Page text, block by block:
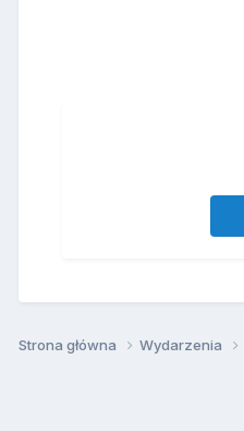
Strona główna Wydarzenia